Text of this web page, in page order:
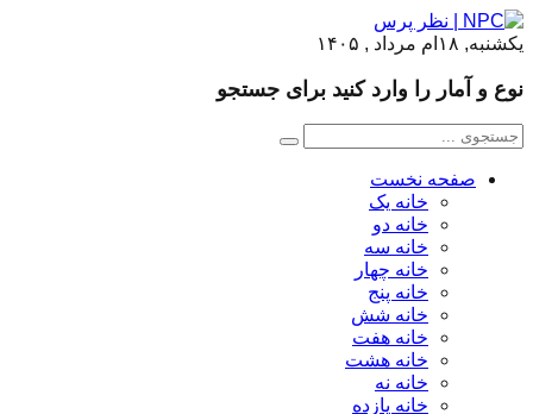
یکشنبه, ۱۸ام مرداد , ۱۴۰۵
نوع و آمار را وارد کنید برای جستجو
صفحه نخست
خانه یک
خانه دو
خانه سه
خانه چهار
خانه پنج
خانه شش
خانه هفت
خانه هشت
خانه نه
خانه یازده